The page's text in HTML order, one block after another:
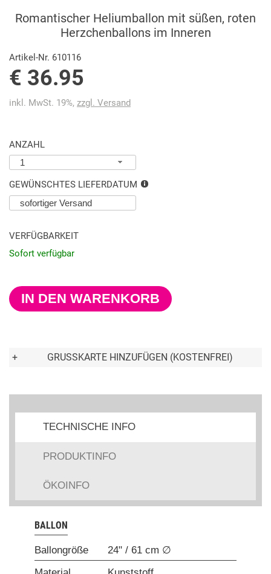
Romantischer Heliumballon mit süßen, roten
Herzchenballons im Inneren
Artikel-Nr. 610116
€ 36.95
inkl. MwSt. 19%, zzgl. Versand
ANZAHL
1
GEWÜNSCHTES LIEFERDATUM
VERFÜGBARKEIT
Sofort verfügbar
IN DEN WARENKORB
+ GRUSSKARTE HINZUFÜGEN (KOSTENFREI)
TECHNISCHE INFO
PRODUKTINFO
ÖKOINFO
BALLON
Ballongröße
24" / 61 cm ∅